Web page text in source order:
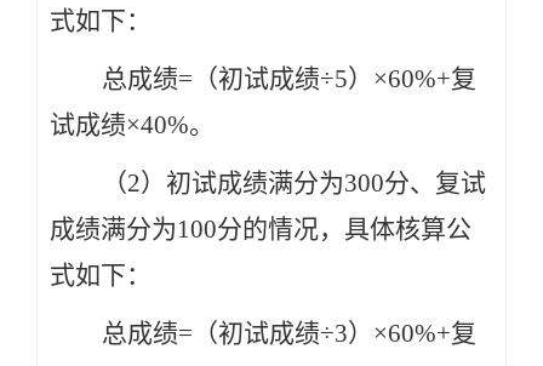
式如下：
总成绩=（初试成绩÷5）×60%+复
试成绩×40%。
（2）初试成绩满分为300分、复试
成绩满分为100分的情况，具体核算公
式如下：
总成绩=（初试成绩÷3）×60%+复